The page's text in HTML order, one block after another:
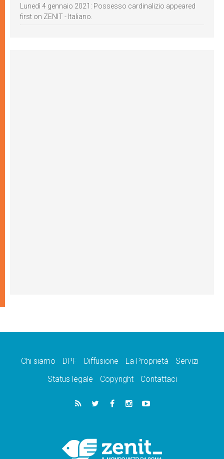
Lunedì 4 gennaio 2021: Possesso cardinalizio appeared
first on ZENIT - Italiano.
Chi siamo DPF Diffusione La Proprietà
Servizi
Status legale
Copyright Contattaci